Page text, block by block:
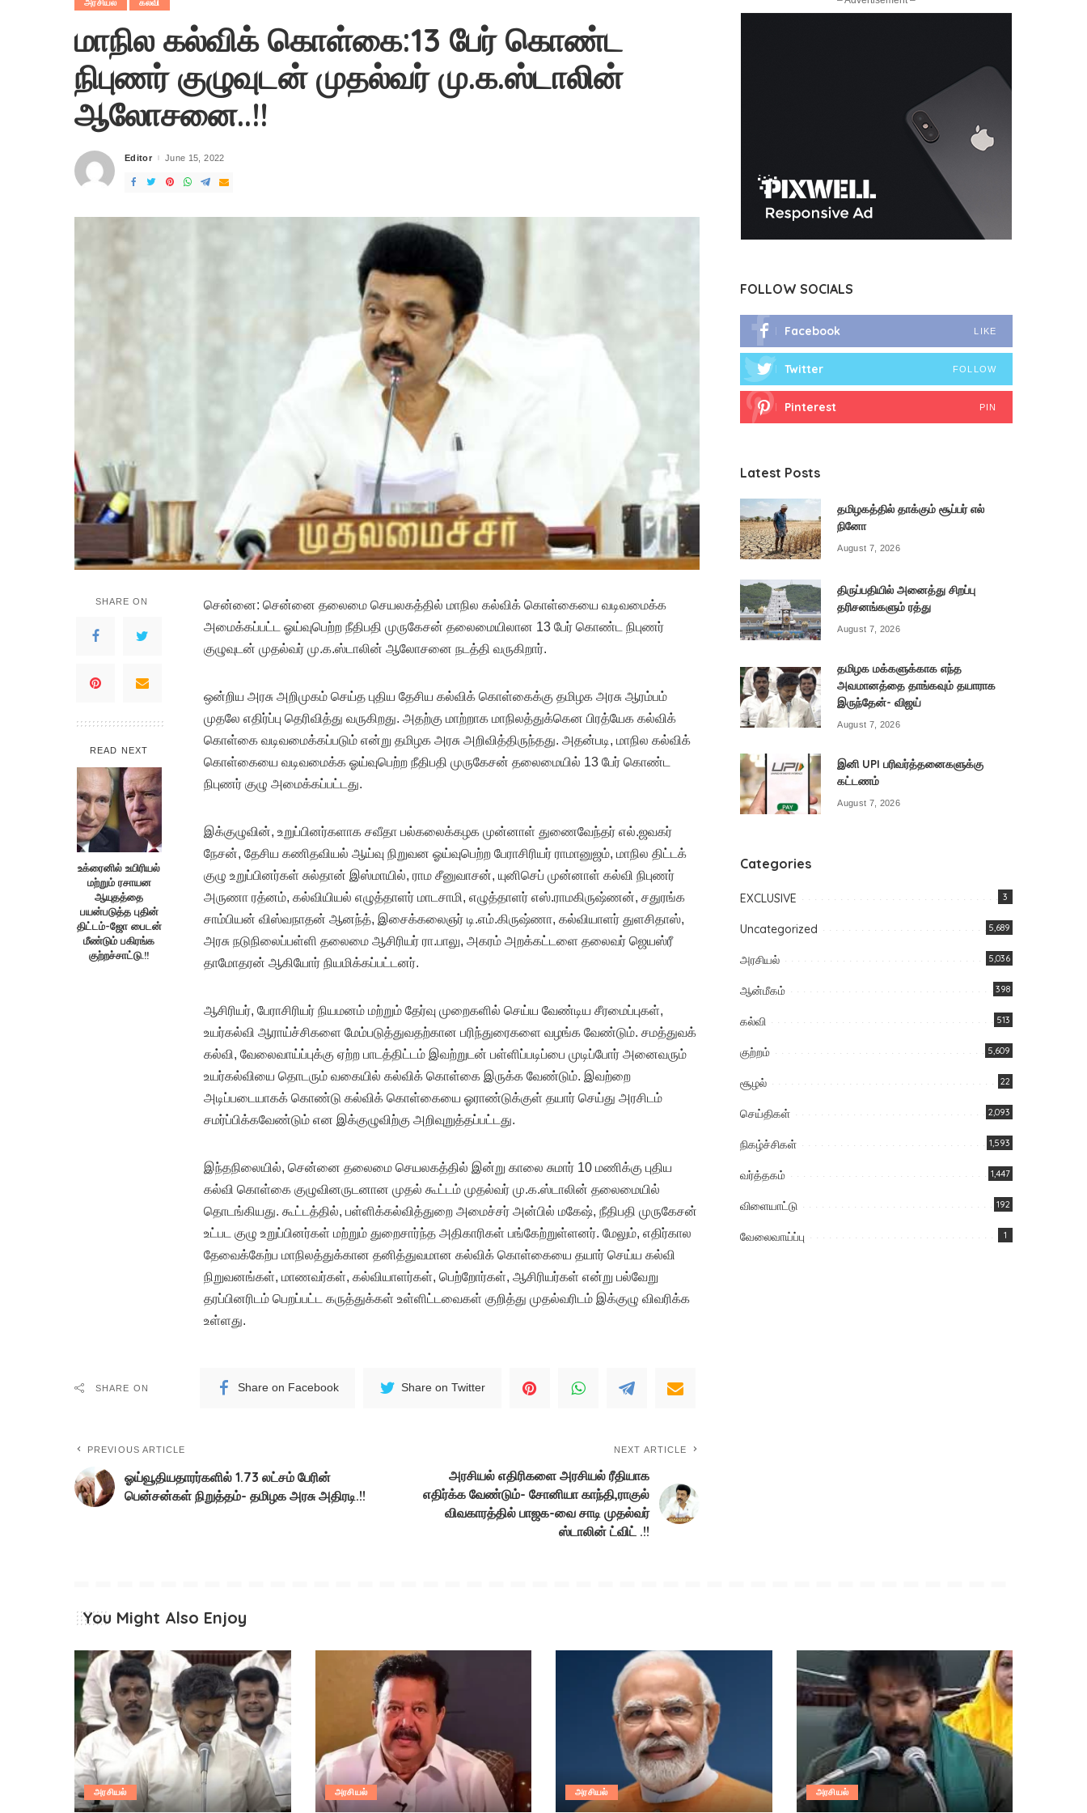
அரசியல் கல்வி
மாநில கல்விக் கொள்கை:13 பேர் கொண்ட
நிபுணர் குழுவுடன் முதல்வர் மு.க.ஸ்டாலின்
ஆலோசனை..!!
Posted
Editor June 15, 2022
SHARE ON
READ NEXT
உக்ரைனில் உயிரியல்
மற்றும் ரசாயன
ஆயுதத்தை
பயன்படுத்த புதின்
திட்டம்-ஜோ பைடன்
மீண்டும் பகிரங்க
குற்றச்சாட்டு.!!
சென்னை: சென்னை தலைமை செயலகத்தில் மாநில கல்விக் கொள்கையை வடிவமைக்க
அமைக்கப்பட்ட ஓய்வுபெற்ற நீதிபதி முருகேசன் தலைமையிலான 13 பேர் கொண்ட நிபுணர்
குழுவுடன் முதல்வர் மு.க.ஸ்டாலின் ஆலோசனை நடத்தி வருகிறார்.
ஒன்றிய அரசு அறிமுகம் செய்த புதிய தேசிய கல்விக் கொள்கைக்கு தமிழக அரசு ஆரம்பம்
முதலே எதிர்ப்பு தெரிவித்து வருகிறது. அதற்கு மாற்றாக மாநிலத்துக்கென பிரத்யேக கல்விக்
கொள்கை வடிவமைக்கப்படும் என்று தமிழக அரசு அறிவித்திருந்தது. அதன்படி, மாநில கல்விக்
கொள்கையை வடிவமைக்க ஓய்வுபெற்ற நீதிபதி முருகேசன் தலைமையில் 13 பேர் கொண்ட
நிபுணர் குழு அமைக்கப்பட்டது.
இக்குழுவின், உறுப்பினர்களாக சவீதா பல்கலைக்கழக முன்னாள் துணைவேந்தர் எல்.ஜவகர்
நேசன், தேசிய கணிதவியல் ஆய்வு நிறுவன ஓய்வுபெற்ற பேராசிரியர் ராமானுஜம், மாநில திட்டக்
குழு உறுப்பினர்கள் சுல்தான் இஸ்மாயில், ராம சீனுவாசன், யுனிசெப் முன்னாள் கல்வி நிபுணர்
அருணா ரத்னம், கல்வியியல் எழுத்தாளர் மாடசாமி, எழுத்தாளர் எஸ்.ராமகிருஷ்ணன், சதுரங்க
சாம்பியன் விஸ்வநாதன் ஆனந்த், இசைக்கலைஞர் டி.எம்.கிருஷ்ணா, கல்வியாளர் துளசிதாஸ்,
அரசு நடுநிலைப்பள்ளி தலைமை ஆசிரியர் ரா.பாலு, அகரம் அறக்கட்டளை தலைவர் ஜெயஸ்ரீ
தாமோதரன் ஆகியோர் நியமிக்கப்பட்டனர்.
ஆசிரியர், பேராசிரியர் நியமனம் மற்றும் தேர்வு முறைகளில் செய்ய வேண்டிய சீரமைப்புகள்,
உயர்கல்வி ஆராய்ச்சிகளை மேம்படுத்துவதற்கான பரிந்துரைகளை வழங்க வேண்டும். சமத்துவக்
கல்வி, வேலைவாய்ப்புக்கு ஏற்ற பாடத்திட்டம் இவற்றுடன் பள்ளிப்படிப்பை முடிப்போர் அனைவரும்
உயர்கல்வியை தொடரும் வகையில் கல்விக் கொள்கை இருக்க வேண்டும். இவற்றை
அடிப்படையாகக் கொண்டு கல்விக் கொள்கையை ஓராண்டுக்குள் தயார் செய்து அரசிடம்
சமர்ப்பிக்கவேண்டும் என இக்குழுவிற்கு அறிவுறுத்தப்பட்டது.
இந்தநிலையில், சென்னை தலைமை செயலகத்தில் இன்று காலை சுமார் 10 மணிக்கு புதிய
கல்வி கொள்கை குழுவினருடனான முதல் கூட்டம் முதல்வர் மு.க.ஸ்டாலின் தலைமையில்
தொடங்கியது. கூட்டத்தில், பள்ளிக்கல்வித்துறை அமைச்சர் அன்பில் மகேஷ், நீதிபதி முருகேசன்
உட்பட குழு உறுப்பினர்கள் மற்றும் துறைசார்ந்த அதிகாரிகள் பங்கேற்றுள்ளனர். மேலும், எதிர்கால
தேவைக்கேற்ப மாநிலத்துக்கான தனித்துவமான கல்விக் கொள்கையை தயார் செய்ய கல்வி
நிறுவனங்கள், மாணவர்கள், கல்வியாளர்கள், பெற்றோர்கள், ஆசிரியர்கள் என்று பல்வேறு
தரப்பினரிடம் பெறப்பட்ட கருத்துக்கள் உள்ளிட்டவைகள் குறித்து முதல்வரிடம் இக்குழு விவரிக்க
உள்ளது.
SHARE ON Share on Facebook Share on Twitter
PREVIOUS ARTICLE
ஓய்வூதியதாரர்களில் 1.73 லட்சம் பேரின்
பென்சன்கள் நிறுத்தம்- தமிழக அரசு அதிரடி.!!
NEXT ARTICLE
அரசியல் எதிரிகளை அரசியல் ரீதியாக
எதிர்க்க வேண்டும்- சோனியா காந்தி,ராகுல்
விவகாரத்தில் பாஜக-வை சாடி முதல்வர்
ஸ்டாலின் ட்விட் .!!
FOLLOW SOCIALS
Facebook LIKE
Twitter FOLLOW
Pinterest PIN
Latest Posts
தமிழகத்தில் தாக்கும் சூப்பர் எல்
நினோ
August 7, 2026
திருப்பதியில் அனைத்து சிறப்பு
தரிசனங்களும் ரத்து
August 7, 2026
தமிழக மக்களுக்காக எந்த
அவமானத்தை தாங்கவும் தயாராக
இருந்தேன்- விஜய்
August 7, 2026
இனி UPI பரிவர்த்தனைகளுக்கு
கட்டணம்
August 7, 2026
Categories
EXCLUSIVE 3
Uncategorized 5,689
அரசியல் 5,036
ஆன்மீகம் 398
கல்வி 513
குற்றம் 5,609
சூழல் 22
செய்திகள் 2,093
நிகழ்ச்சிகள் 1,593
வர்த்தகம் 1,447
விளையாட்டு 192
வேலைவாய்ப்பு 1
You Might Also Enjoy
அரசியல் அரசியல் அரசியல் அரசியல்